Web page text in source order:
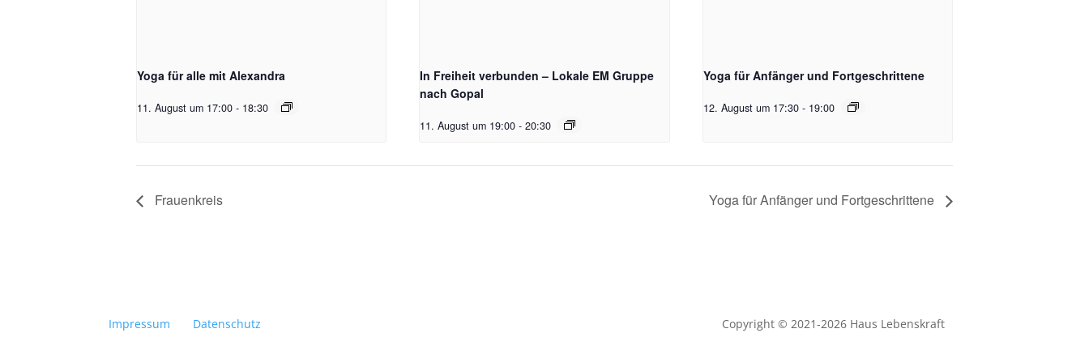
Yoga für alle mit Alexandra
11. August um 17:00 - 18:30
In Freiheit verbunden – Lokale EM Gruppe
nach Gopal
11. August um 19:00 - 20:30
Yoga für Anfänger und Fortgeschrittene
12. August um 17:30 - 19:00
Frauenkreis Yoga für Anfänger und Fortgeschrittene
Impressum Datenschutz Copyright © 2021-2026 Haus Lebenskraft